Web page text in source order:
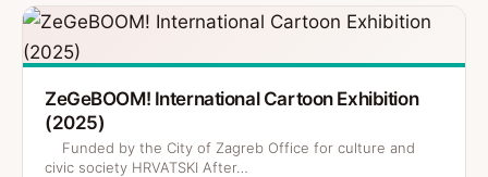
ZeGeBOOM! International Cartoon Exhibition
(2025)
Funded by the City of Zagreb Office for culture and
civic society HRVATSKI After…